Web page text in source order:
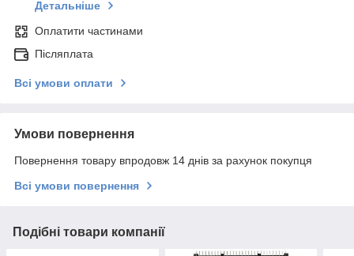
Детальніше
Оплатити частинами
Післяплата
Всі умови оплати
Умови повернення
Повернення товару впродовж 14 днів за рахунок покупця
Всі умови повернення
Подібні товари компанії